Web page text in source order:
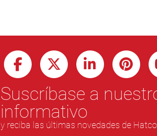
Suscríbase a
informativo
y reciba las últimas novedades de